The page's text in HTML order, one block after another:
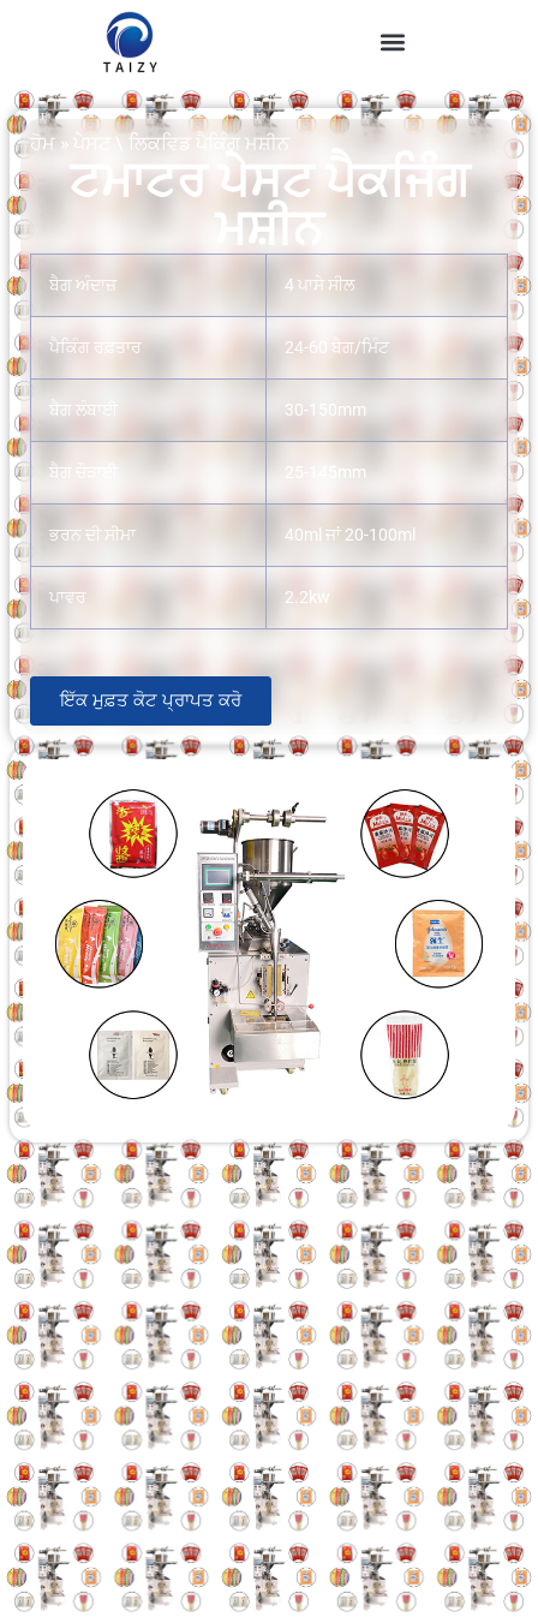
ਹੋਮ » ਪੇਸਟ \ ਲਿਕਵਿਡ ਪੈਕਿੰਗ ਮਸ਼ੀਨ
ਟਮਾਟਰ ਪੇਸਟ ਪੈਕਜਿੰਗ
ਮਸ਼ੀਨ
ਬੈਗ ਅੰਦਾਜ਼ 4 ਪਾਸੇ ਸੀਲ
ਪੈਕਿੰਗ ਰਫ਼ਤਾਰ 24-60 ਬੈਗ/ਮਿੰਟ
ਬੈਗ ਲੰਬਾਈ 30-150mm
ਬੈਗ ਚੌੜਾਈ 25-145mm
ਭਰਨ ਦੀ ਸੀਮਾ 40ml ਜਾਂ 20-100ml
ਪਾਵਰ 2.2kw
ਇੱਕ ਮੁਫ਼ਤ ਕੋਟ ਪ੍ਰਾਪਤ ਕਰੋ